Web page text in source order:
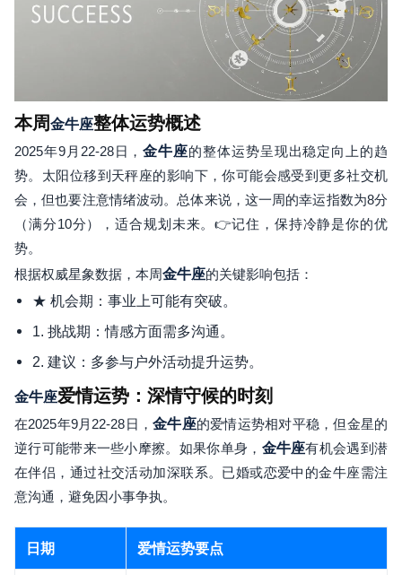
本周金牛座整体运势概述
2025年9月22-28日，金牛座的整体运势呈现出稳定向上的趋
势。太阳位移到天秤座的影响下，你可能会感受到更多社交机
会，但也要注意情绪波动。总体来说，这一周的幸运指数为8分
（满分10分），适合规划未来。👉记住，保持冷静是你的优
势。
根据权威星象数据，本周金牛座的关键影响包括：
★ 机会期：事业上可能有突破。
1. 挑战期：情感方面需多沟通。
2. 建议：多参与户外活动提升运势。
金牛座爱情运势：深情守候的时刻
在2025年9月22-28日， 金牛座的爱情运势相对平稳，但金星的
逆行可能带来一些小摩擦。如果你单身， 金牛座有机会遇到潜
在伴侣，通过社交活动加深联系。已婚或恋爱中的金牛座需注
意沟通，避免因小事争执。
日期 爱情运势要点